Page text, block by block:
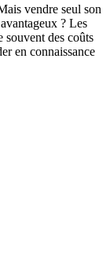
vendre seul son
? Les
souvent des coûts
en connaissance